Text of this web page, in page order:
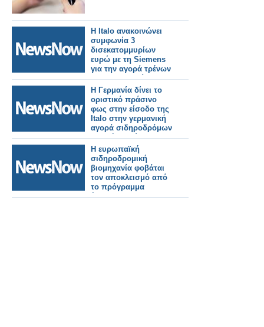
Η Italo ανακοινώνει
συμφωνία 3
δισεκατομμυρίων
ευρώ με τη Siemens
για την αγορά τρένων
για τη Γερμανία.
Η Γερμανία δίνει το
οριστικό πράσινο
φως στην είσοδο της
Italo στην γερμανική
αγορά σιδηροδρόμων
υψηλής ταχύτητας.
Η ευρωπαϊκή
σιδηροδρομική
βιομηχανία φοβάται
τον αποκλεισμό από
το πρόγραμμα
έρευνας και